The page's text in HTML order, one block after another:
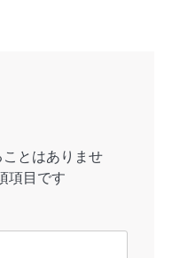
とはありませ
項目です